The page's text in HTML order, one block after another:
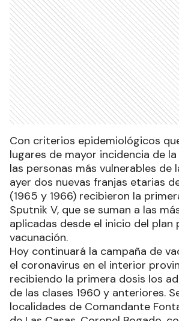
Con criterios epidemiológicos
lugares de mayor incidencia de
las personas más vulnerables de
ayer dos nuevas franjas etarias
(1965 y 1966) recibieron la
Sputnik V, que se suman a las
aplicadas desde el inicio del plan
vacunación.
Hoy continuará la campaña de
el coronavirus en el interior
recibiendo la primera dosis los
de las clases 1960 y anteriores.
localidades de Comandante